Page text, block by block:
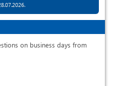
on business days from